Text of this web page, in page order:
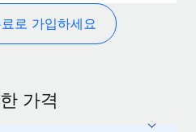
로 가입하세요
가격